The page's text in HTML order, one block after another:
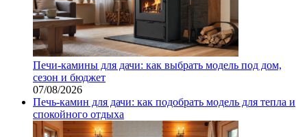
Печи-камины для дачи: как выбрать модель под дом,
сезон и бюджет
07/08/2026
Печь-камин для дачи: как подобрать модель для тепла и
спокойного отдыха